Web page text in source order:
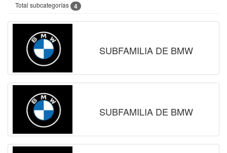
Total subcategorías 4
SUBFAMILIA DE BMW
SUBFAMILIA DE BMW